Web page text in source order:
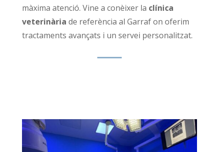
màxima atenció. Vine a conèixer la clínica
veterinària de referència al Garraf on oferim
tractaments avançats i un servei personalitzat.